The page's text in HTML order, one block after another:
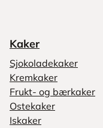
Kaker
Sjokoladekaker
Kremkaker
Frukt- og bærkaker
Ostekaker
Iskaker